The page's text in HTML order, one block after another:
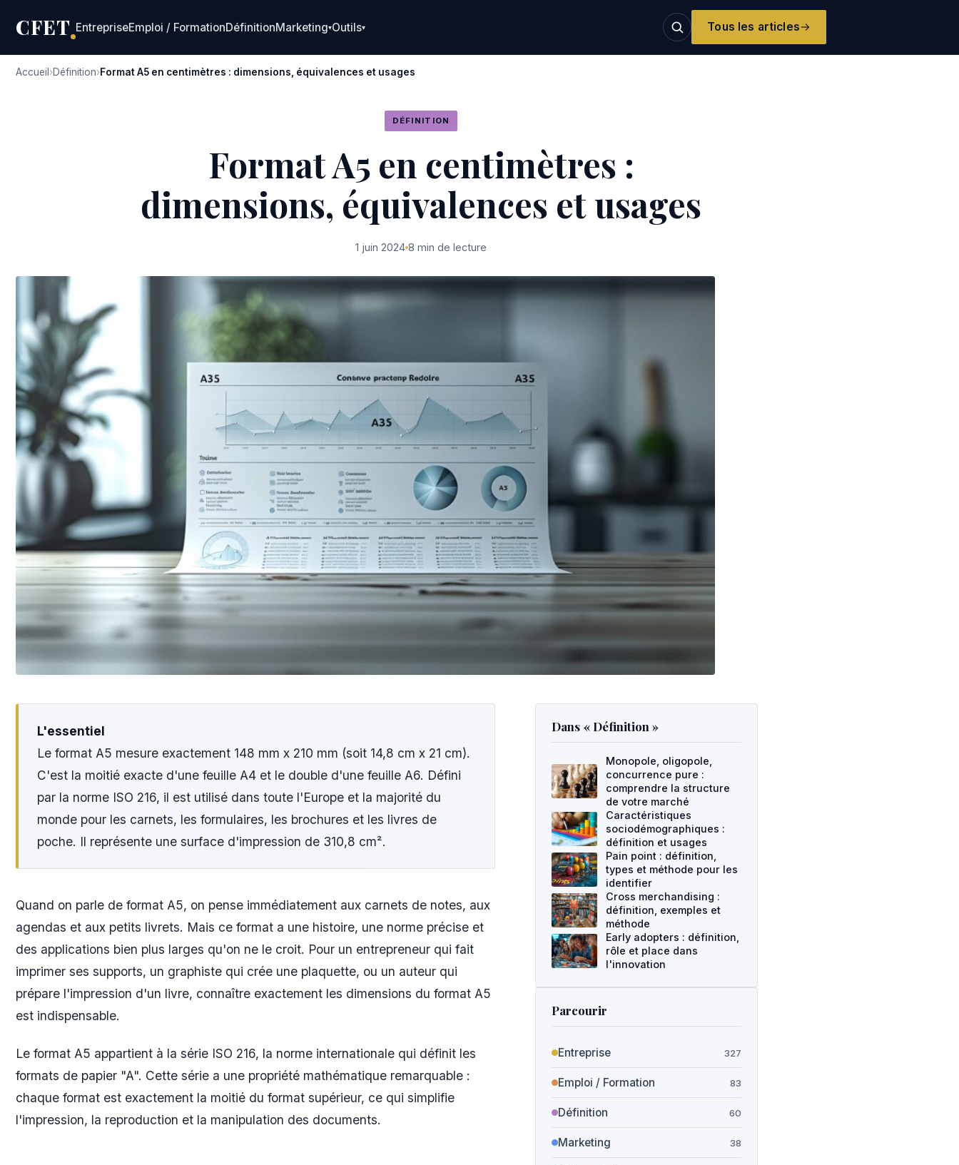
CFET EntrepriseEmploi / FormationDéfinitionMarketing▾Outils▾ Tous les articles
Accueil Définition Format A5 en centimètres : dimensions, équivalences et usages
DÉFINITION
Format A5 en centimètres :
dimensions, équivalences et usages
1 juin 2024 8 min de lecture
L'essentiel
Le format A5 mesure exactement 148 mm x 210 mm (soit 14,8 cm x 21 cm).
C'est la moitié exacte d'une feuille A4 et le double d'une feuille A6. Défini
par la norme ISO 216, il est utilisé dans toute l'Europe et la majorité du
monde pour les carnets, les formulaires, les brochures et les livres de
poche. Il représente une surface d'impression de 310,8 cm².
Quand on parle de format A5, on pense immédiatement aux carnets de notes, aux
agendas et aux petits livrets. Mais ce format a une histoire, une norme précise et
des applications bien plus larges qu'on ne le croit. Pour un entrepreneur qui fait
imprimer ses supports, un graphiste qui crée une plaquette, ou un auteur qui
prépare l'impression d'un livre, connaître exactement les dimensions du format A5
est indispensable.
Le format A5 appartient à la série ISO 216, la norme internationale qui définit les
formats de papier "A". Cette série a une propriété mathématique remarquable :
chaque format est exactement la moitié du format supérieur, ce qui simplifie
l'impression, la reproduction et la manipulation des documents.
Dans « Définition »
Monopole, oligopole,
concurrence pure :
comprendre la structure
de votre marché
Caractéristiques
sociodémographiques :
définition et usages
Pain point : définition,
types et méthode pour les
identifier
Cross merchandising :
définition, exemples et
méthode
Early adopters : définition,
rôle et place dans
l'innovation
Parcourir
Entreprise 327
Emploi / Formation 83
Définition 60
Marketing 38